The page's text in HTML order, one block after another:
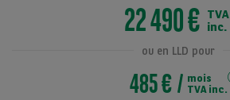
Voir toutes les22 490 € TVA
inc.
ou en LLD pour
485 €
mois
TVA inc.